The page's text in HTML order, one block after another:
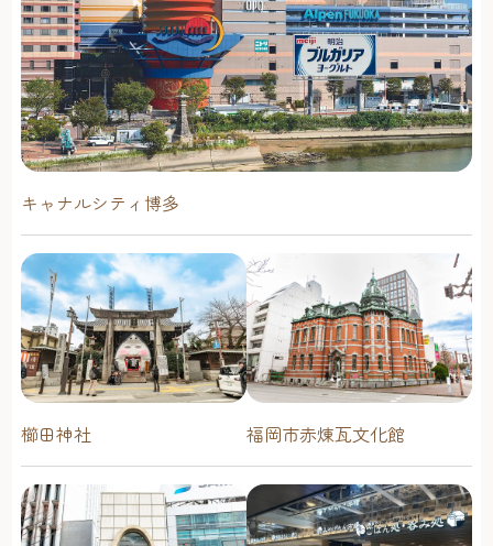
キャナルシティ博多
櫛田神社 福岡市赤煉瓦文化館